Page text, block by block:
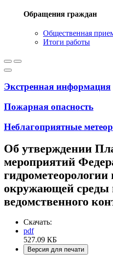
Обращения граждан
Общественная
Итоги работы
Экстренная информация
Пожарная опасность
Неблагоприятные
Об утверждении
мероприятий
окружающей среды
ведомственного
Скачать:
pdf
527.09 КБ
Версия для печати